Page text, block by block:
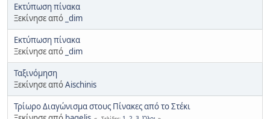
Εκτύπωση πίνακα
Ξεκίνησε από _dim
Εκτύπωση πίνακα
Ξεκίνησε από _dim
Ταξινόμηση
Ξεκίνησε απόAischinis
Τρίωρο Διαγώνισμα στους Πίνακες από το Στέκι